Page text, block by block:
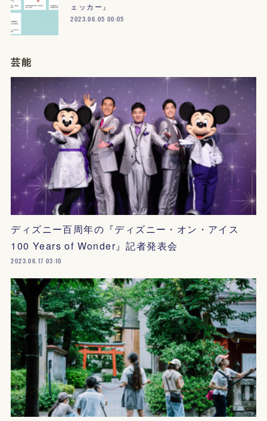
ェッカー』
2023.06.05 00:05
芸能
ディズニー百周年の『ディズニー・オン・アイス
100 Years of Wonder』記者発表会
2023.06.17 03:10